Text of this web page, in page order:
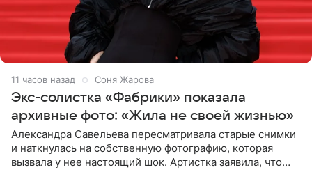
11 часов назад Соня Жарова
Экс-солистка «Фабрики» показала
архивные фото: «Жила не своей жизнью»
Александра Савельева пересматривала старые снимки
и наткнулась на собственную фотографию, которая
вызвала у нее настоящий шок. Артистка заявила, что